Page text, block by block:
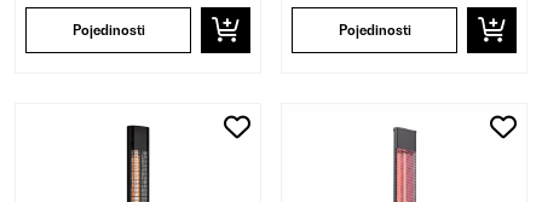
Pojedinosti Pojedinosti